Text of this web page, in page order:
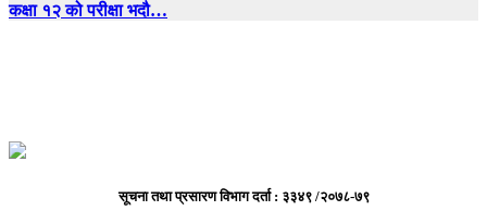
कक्षा १२ को परीक्षा भदौ…
सूचना तथा प्रसारण विभाग दर्ता : ३३४९ /२०७८-७९